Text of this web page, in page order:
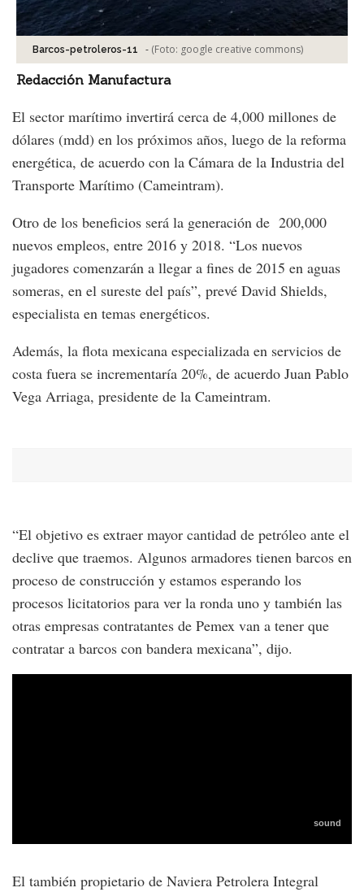
Barcos-petroleros-11 - (Foto: google creative commons)
Redacción Manufactura
El sector marítimo invertirá cerca de 4,000 millones de
dólares (mdd) en los próximos años, luego de la reforma
energética, de acuerdo con la Cámara de la Industria del
Transporte Marítimo (Cameintram).
Otro de los beneficios será la generación de 200,000
nuevos empleos, entre 2016 y 2018. “Los nuevos
jugadores comenzarán a llegar a fines de 2015 en aguas
someras, en el sureste del país”, prevé David Shields,
especialista en temas energéticos.
Además, la flota mexicana especializada en servicios de
costa fuera se incrementaría 20%, de acuerdo Juan Pablo
Vega Arriaga, presidente de la Cameintram.
“El objetivo es extraer mayor cantidad de petróleo ante el
declive que traemos. Algunos armadores tienen barcos en
proceso de construcción y estamos esperando los
procesos licitatorios para ver la ronda uno y también las
otras empresas contratantes de Pemex van a tener que
contratar a barcos con bandera mexicana”, dijo.
El también propietario de Naviera Petrolera Integral